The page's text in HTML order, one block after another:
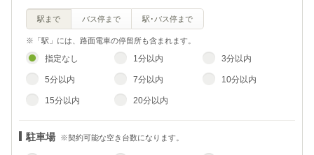
駅まで バス停まで 駅･バス停まで
指定なし 1分以内 3分以内
5分以内 7分以内 10分以内
15分以内 20分以内
※「駅」には、路面電車の停留所も含まれます。
駐車場 ※契約可能な空き台数になります。